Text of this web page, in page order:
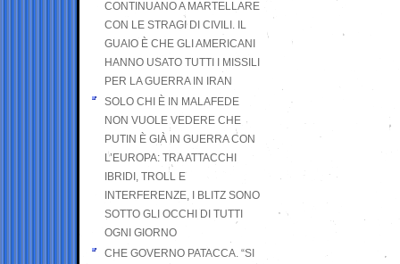
CONTINUANO A MARTELLARE
CON LE STRAGI DI CIVILI. IL
GUAIO È CHE GLI AMERICANI
HANNO USATO TUTTI I MISSILI
PER LA GUERRA IN IRAN
SOLO CHI È IN MALAFEDE
NON VUOLE VEDERE CHE
PUTIN È GIÀ IN GUERRA CON
L’EUROPA: TRA ATTACCHI
IBRIDI, TROLL E
INTERFERENZE, I BLITZ SONO
SOTTO GLI OCCHI DI TUTTI
OGNI GIORNO
CHE GOVERNO PATACCA. “SI